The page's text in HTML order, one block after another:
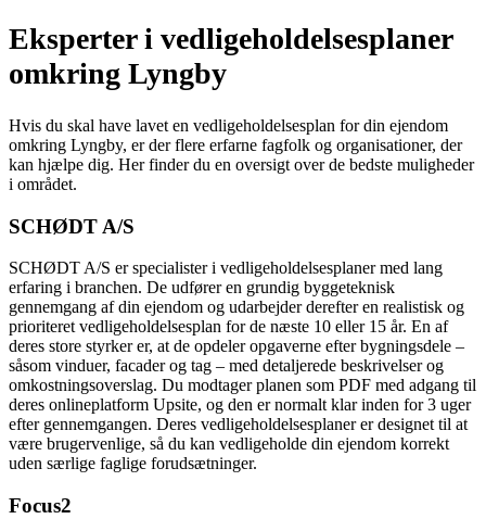
Eksperter i vedligeholdelsesplaner
omkring Lyngby
Hvis du skal have lavet en vedligeholdelsesplan for din ejendom
omkring Lyngby, er der flere erfarne fagfolk og organisationer, der
kan hjælpe dig. Her finder du en oversigt over de bedste muligheder
i området.
SCHØDT A/S
SCHØDT A/S er specialister i vedligeholdelsesplaner med lang
erfaring i branchen. De udfører en grundig byggeteknisk
gennemgang af din ejendom og udarbejder derefter en realistisk og
prioriteret vedligeholdelsesplan for de næste 10 eller 15 år. En af
deres store styrker er, at de opdeler opgaverne efter bygningsdele –
såsom vinduer, facader og tag – med detaljerede beskrivelser og
omkostningsoverslag. Du modtager planen som PDF med adgang til
deres onlineplatform Upsite, og den er normalt klar inden for 3 uger
efter gennemgangen. Deres vedligeholdelsesplaner er designet til at
være brugervenlige, så du kan vedligeholde din ejendom korrekt
uden særlige faglige forudsætninger.
Focus2